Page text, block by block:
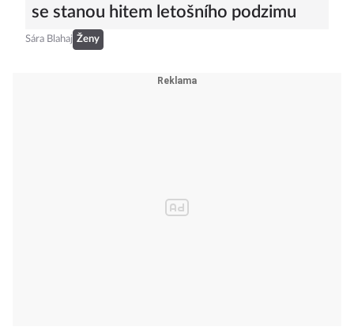
se stanou hitem letošního podzimu
Sára Blahaj Ženy